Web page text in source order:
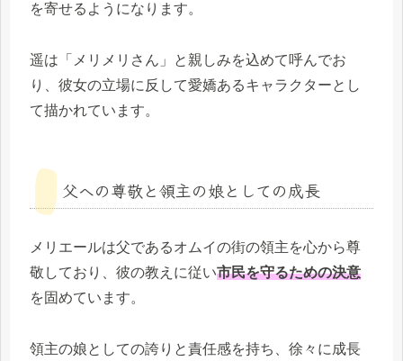
を寄せるようになります。
遥は「メリメリさん」と親しみを込めて呼んでお
り、彼女の立場に反して愛嬌あるキャラクターとし
て描かれています。
父への尊敬と領主の娘としての成長
メリエールは父であるオムイの街の領主を心から尊
敬しており、彼の教えに従い市民を守るための決意
を固めています。
領主の娘としての誇りと責任感を持ち、徐々に成長